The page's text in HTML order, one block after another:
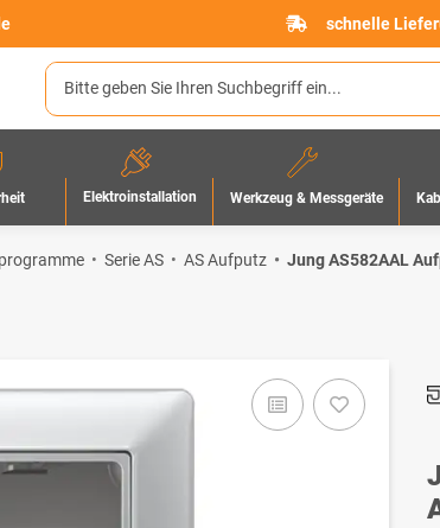
schnelle
Elektroinstallation Werkzeug & Messgeräte
Serie AS AS Aufputz Jung AS582AAL